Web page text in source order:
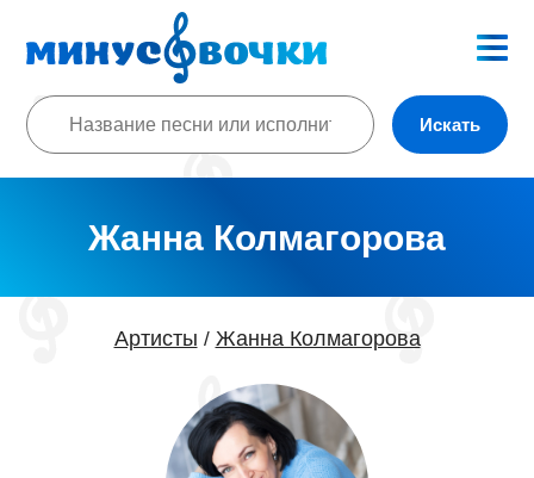
Искать
Жанна Колмагорова
Артисты / Жанна Колмагорова